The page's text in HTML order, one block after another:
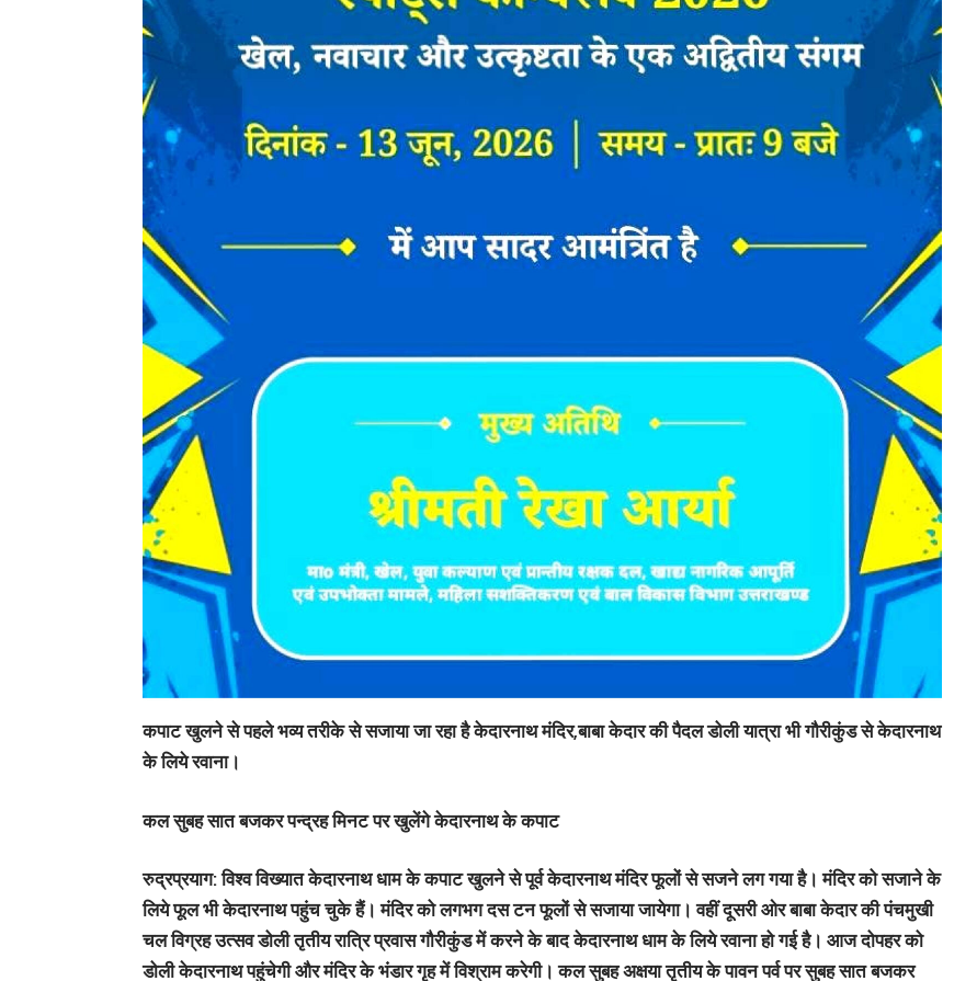
कपाट खुलने से पहले भव्य तरीके से सजाया जा रहा है केदारनाथ मंदिर,बाबा केदार की पैदल डोली यात्रा भी गौरीकुंड से केदारनाथ
के लिये रवाना।
कल सुबह सात बजकर पन्द्रह मिनट पर खुलेंगे केदारनाथ के कपाट
रुद्रप्रयाग: विश्व विख्यात केदारनाथ धाम के कपाट खुलने से पूर्व केदारनाथ मंदिर फूलों से सजने लग गया है। मंदिर को सजाने के
लिये फूल भी केदारनाथ पहुंच चुके हैं। मंदिर को लगभग दस टन फूलों से सजाया जायेगा। वहीं दूसरी ओर बाबा केदार की पंचमुखी
चल विग्रह उत्सव डोली तृतीय रात्रि प्रवास गौरीकुंड में करने के बाद केदारनाथ धाम के लिये रवाना हो गई है। आज दोपहर को
डोली केदारनाथ पहुंचेगी और मंदिर के भंडार गृह में विश्राम करेगी। कल सुबह अक्षया तृतीय के पावन पर्व पर सुबह सात बजकर